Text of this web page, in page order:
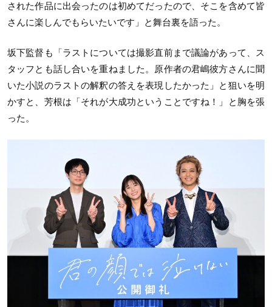
された作品に出会ったのは初めてだったので、そこを含めて皆
さんに楽しんでもらいたいです」と舞台裏を語った。
坂下監督も「ラストについては撮影直前まで議論があって、ス
タッフとも話し合いを重ねました。原作者の君嶋彼方さんに聞
いた小説のラストの解釈の答えを表現したかった」と狙いを明
かすと、芳根は「それが大成功ということですね！」と胸を張
った。